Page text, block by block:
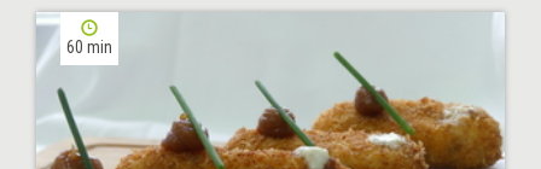
60 min